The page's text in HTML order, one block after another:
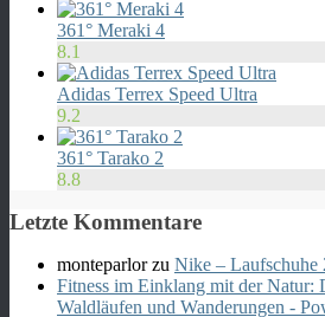
361° Meraki 4
8.1
Adidas Terrex Speed Ultra
9.2
361° Tarako 2
8.8
Letzte Kommentare
monteparlorzu Nike – Laufschuhe
Fitness im Einklang mit der Natur:
Waldläufen und Wanderungen -